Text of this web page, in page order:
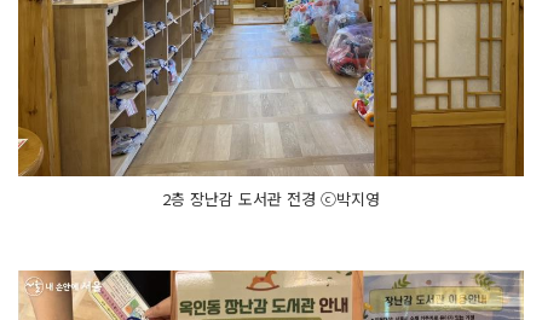
2층 장난감 도서관 전경 ⓒ박지영